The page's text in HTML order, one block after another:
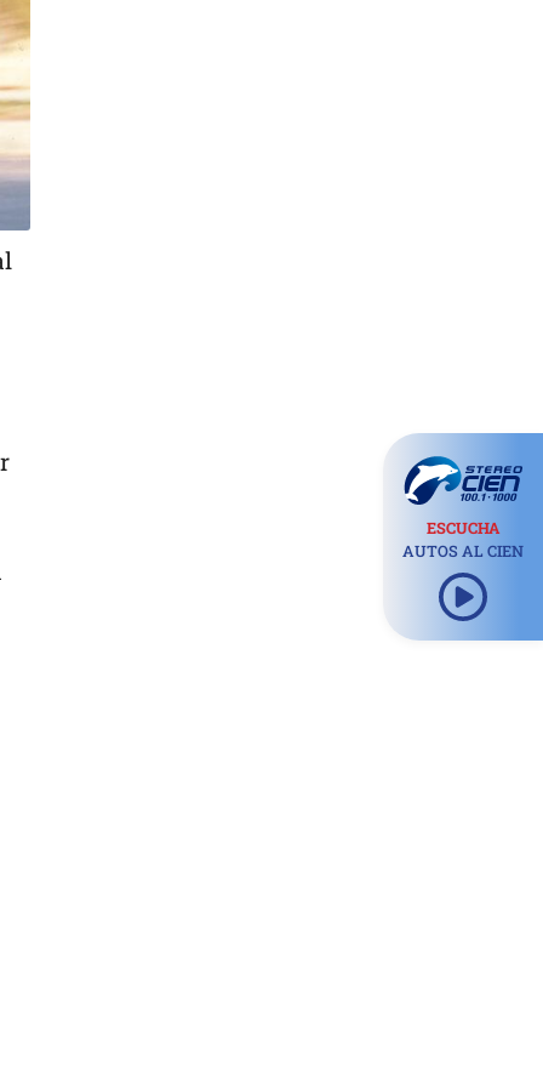
ESCUCHA
AUTOS AL CIEN